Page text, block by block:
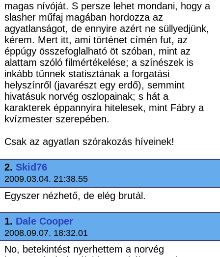
magas nívóját. S persze lehet mondani, hogy a
slasher műfaj magában hordozza az
agyatlanságot, de ennyire azért ne süllyedjünk,
kérem. Mert itt, ami történet címén fut, az
éppúgy összefoglalható öt szóban, mint az
alattam szóló filmértékelése; a színészek is
inkább tűnnek statisztának a forgatási
helyszínről (javarészt egy erdő), semmint
hivatásuk norvég oszlopainak; s hát a
karakterek éppannyira hitelesek, mint Fábry a
kvízmester szerepében.
Csak az agyatlan szórakozás híveinek!
2. Skid76
2009.03.04. 21:38.55
Egyszer nézhető, de elég brutál.
1. Dale Cooper
2008.09.07. 18:32.01
No, betekintést nyerhettem a norvég